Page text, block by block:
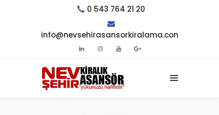
0 543 764 21 20
info@nevsehirasansorkiralama.com